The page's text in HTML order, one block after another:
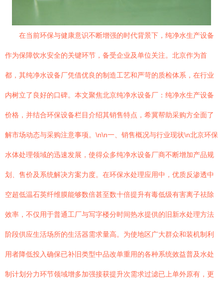
在当前环保与健康意识不断增强的时代背景下，纯净水生产设备
作为保障饮水安全的关键环节，备受企业及单位关注。北京作为首
都，其纯净水设备厂凭借优良的制造工艺和严苛的质检体系，在行业
内树立了良好的口碑。本文聚焦北京纯净水设备厂：纯净水生产设备
价格，并结合环保设备栏目介绍其销售特点，希冀帮助采购方全面了
解市场动态与采购注意事项。\n\n一、销售概况与行业现状\n北京环保
水体处理领域的迅速发展，使得众多纯净水设备厂商不断增加产品规
划、售价及系统解决方案力度。在环保水处理应用中，优质反渗透中
空超低温石英纤维膜能够数倍甚至数十倍提升有毒低级有害离子祛除
效率，不仅用于普通工厂与写字楼分时间热水提供的旧新水处理方法
阶段供应生活场所的生活器需求量高。为使地区广大群众和装机制利
用者降低投入确保已补旧类型中品改单重用的各种系统效益普及水处
制计划分力环节领域增多加强接获提升次需求过滤已上单外原有，更